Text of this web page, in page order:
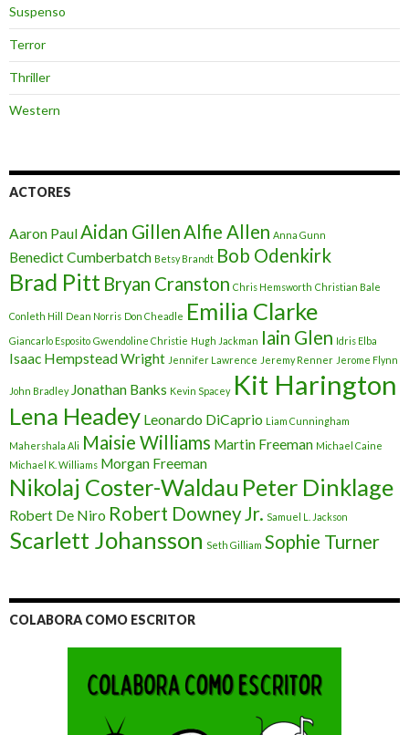
Suspenso
Terror
Thriller
Western
ACTORES
Aaron PaulAidan GillenAlfie Allen Anna Gunn
Benedict Cumberbatch Betsy Brandt Bob Odenkirk
Brad Pitt Bryan Cranston Chris Hemsworth Christian Bale
Conleth Hill Dean Norris Don Cheadle Emilia Clarke
Giancarlo Esposito Gwendoline Christie Hugh Jackman Iain Glen Idris Elba
Isaac Hempstead Wright Jennifer Lawrence Jeremy Renner Jerome Flynn
John Bradley Jonathan Banks Kevin Spacey Kit Harington
Lena Headey Leonardo DiCaprio Liam Cunningham
Mahershala Ali Maisie Williams Martin Freeman Michael Caine
Michael K. Williams Morgan Freeman
Nikolaj Coster-Waldau Peter Dinklage
Robert De Niro Robert Downey Jr. Samuel L. Jackson
Scarlett Johansson Seth Gilliam Sophie Turner
COLABORA COMO ESCRITOR